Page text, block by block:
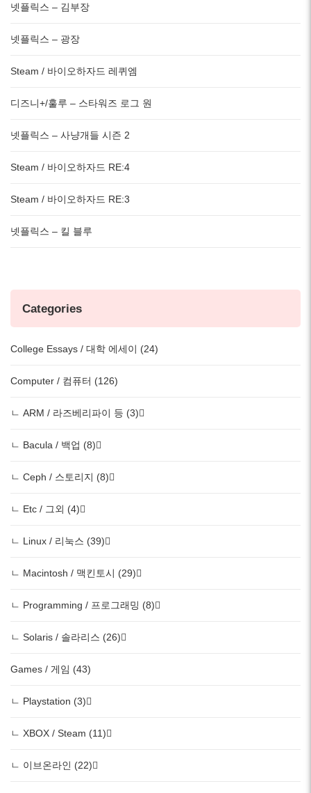
넷플릭스 – 김부장
넷플릭스 – 광장
Steam / 바이오하자드 레퀴엠
디즈니+/훌루 – 스타워즈 로그 원
넷플릭스 – 사냥개들 시즌 2
Steam / 바이오하자드 RE:4
Steam / 바이오하자드 RE:3
넷플릭스 – 킬 블루
Categories
College Essays / 대학 에세이 (24)
Computer / 컴퓨터 (126)
ㄴ ARM / 라즈베리파이 등 (3)
ㄴ Bacula / 백업 (8)
ㄴ Ceph / 스토리지 (8)
ㄴ Etc / 그외 (4)
ㄴ Linux / 리눅스 (39)
ㄴ Macintosh / 맥킨토시 (29)
ㄴ Programming / 프로그래밍 (8)
ㄴ Solaris / 솔라리스 (26)
Games / 게임 (43)
ㄴ Playstation (3)
ㄴ XBOX / Steam (11)
ㄴ 이브온라인 (22)